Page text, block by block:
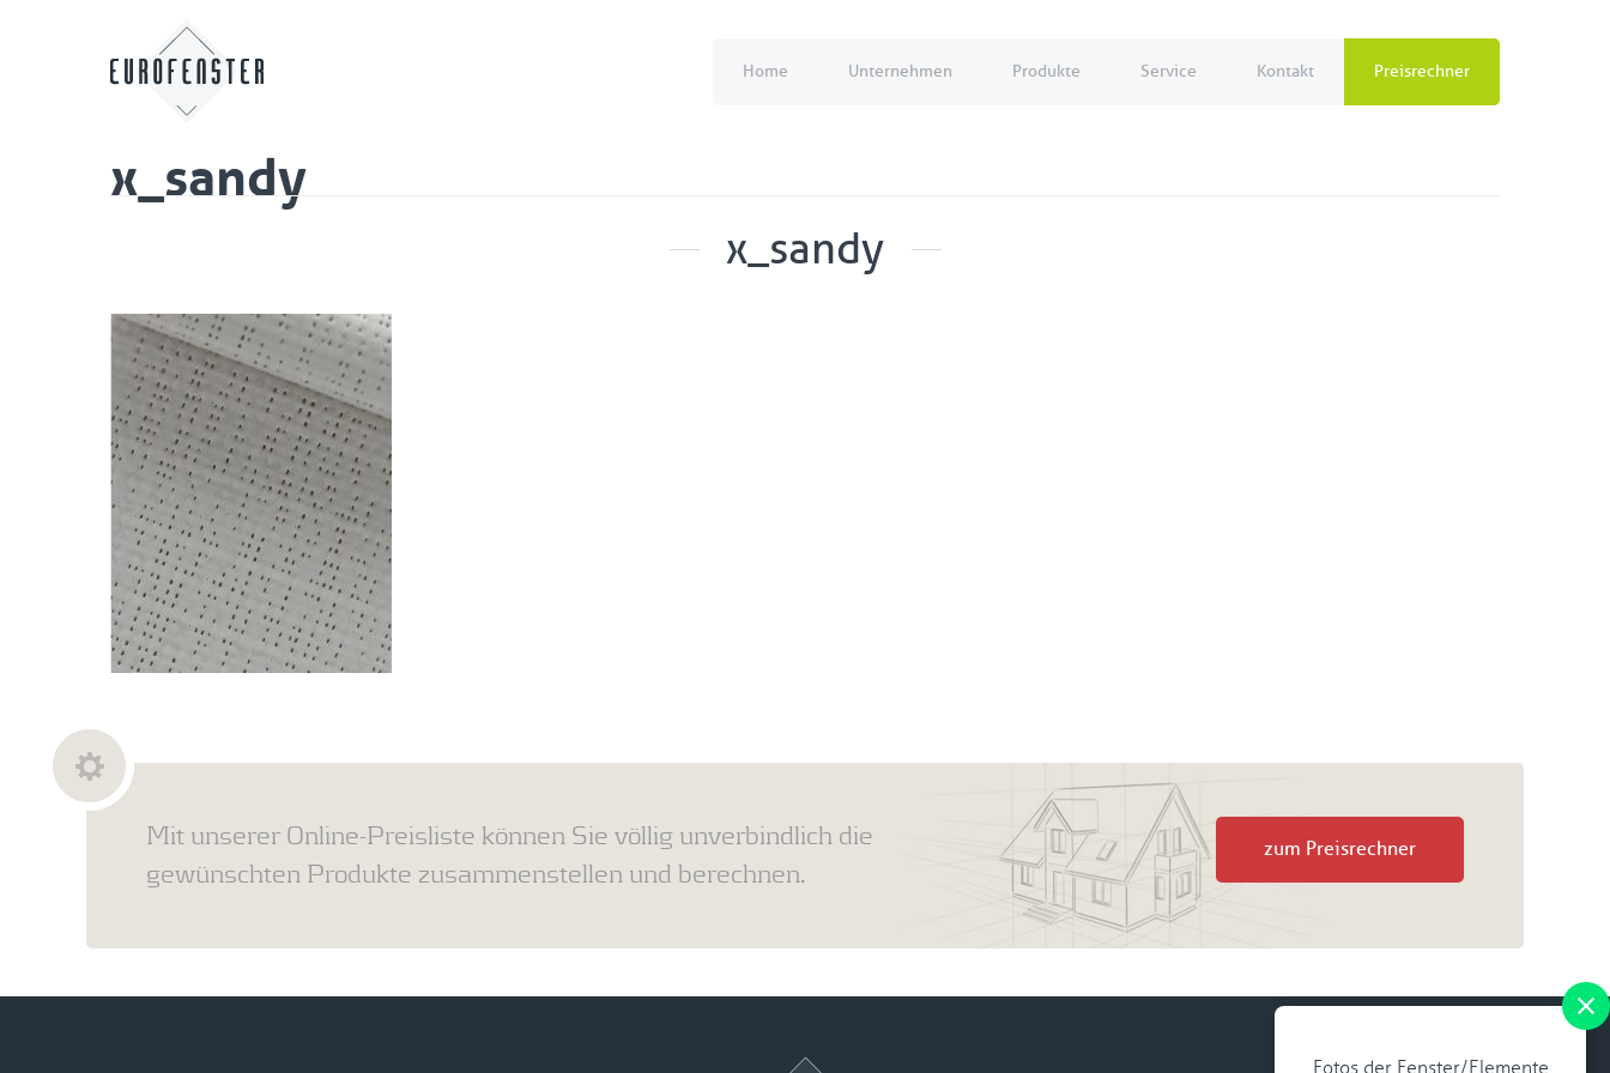
Home Unternehmen Produkte Service Kontakt Preisrechner
x_sandy
x_sandy
Fotos der Fenster/Elemente
Mit unserer Online-Preisliste können Sie völlig unverbindlich die
gewünschten Produkte zusammenstellen und berechnen.
zum Preisrechner